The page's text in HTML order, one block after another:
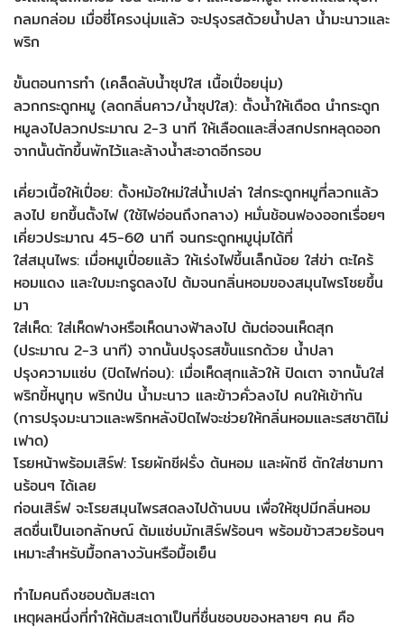
กลมกล่อม เมื่อซี่โครงนุ่มแล้ว จะปรุงรสด้วยน้ำปลา น้ำมะนาวและ
พริก
ขั้นตอนการทำ (เคล็ดลับน้ำซุปใส เนื้อเปื่อยนุ่ม)
ลวกกระดูกหมู (ลดกลิ่นคาว/น้ำซุปใส): ตั้งน้ำให้เดือด นำกระดูก
หมูลงไปลวกประมาณ 2-3 นาที ให้เลือดและสิ่งสกปรกหลุดออก
จากนั้นตักขึ้นพักไว้และล้างน้ำสะอาดอีกรอบ
เคี่ยวเนื้อให้เปื่อย: ตั้งหม้อใหม่ใส่น้ำเปล่า ใส่กระดูกหมูที่ลวกแล้ว
ลงไป ยกขึ้นตั้งไฟ (ใช้ไฟอ่อนถึงกลาง) หมั่นช้อนฟองออกเรื่อยๆ
เคี่ยวประมาณ 45-60 นาที จนกระดูกหมูนุ่มได้ที่
ใส่สมุนไพร: เมื่อหมูเปื่อยแล้ว ให้เร่งไฟขึ้นเล็กน้อย ใส่ข่า ตะไคร้
หอมแดง และใบมะกรูดลงไป ต้มจนกลิ่นหอมของสมุนไพรโชยขึ้น
มา
ใส่เห็ด: ใส่เห็ดฟางหรือเห็ดนางฟ้าลงไป ต้มต่อจนเห็ดสุก
(ประมาณ 2-3 นาที) จากนั้นปรุงรสขั้นแรกด้วย น้ำปลา
ปรุงความแซ่บ (ปิดไฟก่อน): เมื่อเห็ดสุกแล้วให้ ปิดเตา จากนั้นใส่
พริกขี้หนูทุบ พริกป่น น้ำมะนาว และข้าวคั่วลงไป คนให้เข้ากัน
(การปรุงมะนาวและพริกหลังปิดไฟจะช่วยให้กลิ่นหอมและรสชาติไม่
เฟาด)
โรยหน้าพร้อมเสิร์ฟ: โรยผักชีฝรั่ง ต้นหอม และผักชี ตักใส่ชามทา
นร้อนๆ ได้เลย
ก่อนเสิร์ฟ จะโรยสมุนไพรสดลงไปด้านบน เพื่อให้ซุปมีกลิ่นหอม
สดชื่นเป็นเอกลักษณ์ ต้มแซ่บมักเสิร์ฟร้อนๆ พร้อมข้าวสวยร้อนๆ
เหมาะสำหรับมื้อกลางวันหรือมื้อเย็น
ทำไมคนถึงชอบต้มสะเดา
เหตุผลหนึ่งที่ทำให้ต้มสะเดาเป็นที่ชื่นชอบของหลายๆ คน คือ